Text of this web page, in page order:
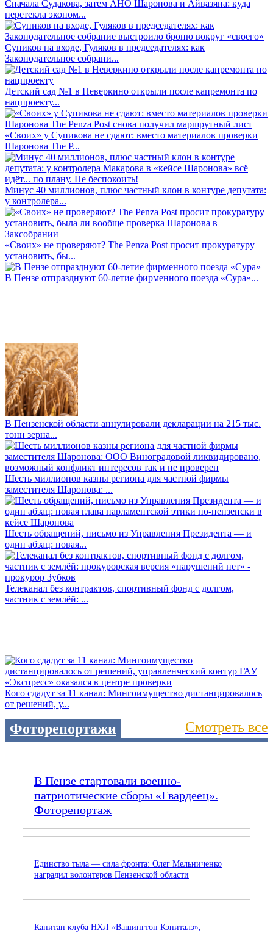
Сначала Судакова, затем АНО Шаронова и Айвазяна: куда
перетекла эконом...
Супиков на входе, Гуляков в председателях: как
Законодательное собрани...
Детский сад №1 в Неверкино открыли после капремонта по
нацпроекту...
«Своих» у Супикова не сдают: вместо материалов проверки
Шаронова The P...
Минус 40 миллионов, плюс частный клон в контуре депутата:
у контролера...
«Своих» не проверяют? The Penza Post просит прокуратуру
установить, бы...
В Пензе отпразднуют 60-летие фирменного поезда «Сура»...
В Пензенской области аннулировали декларации на 215 тыс.
тонн зерна...
Шесть миллионов казны региона для частной фирмы
заместителя Шаронова: ...
Шесть обращений, письмо из Управления Президента — и
один абзац: новая...
Телеканал без контрактов, спортивный фонд с долгом,
частник с землёй: ...
Кого сдадут за 11 канал: Мингоимущество дистанцировалось
от решений, у...
Фоторепортажи Смотреть все
В Пензе стартовали военно-
патриотические сборы «Гвардеец».
Фоторепортаж
Единство тыла — сила фронта: Олег Мельниченко
наградил волонтеров Пензенской области
Капитан клуба НХЛ «Вашингтон Кэпиталз»,